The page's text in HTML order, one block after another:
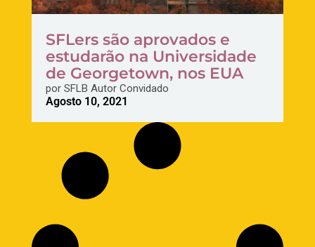
SFLers são aprovados e
estudarão na Universidade
de Georgetown, nos EUA
porSFLB Autor Convidado
Agosto 10, 2021